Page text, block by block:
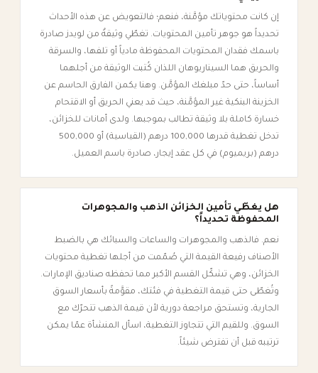
إن كانت محتوياتك مؤمَّنة، فنعم؛ فالتعويض عن هذه الأحداث
تحديداً هو جوهر تأمين المحتويات. تغطّي وثيقةٌ من لويدز صادرة
باسمك فقدان المحتويات المحفوظة مادياً أو تلفها، والسرقة
والحريق هما السيناريوهان اللذان كُتبت الوثيقة من أجلهما
أساساً، حتى حدّ مبلغك المؤمَّن. وهنا يكمن الفارق الحاسم عن
الخزينة البنكية غير المؤمَّنة، حيث قد يعني الحريق أو الاقتحام
خسارة كاملة بلا وثيقة تطالب بموجبها. ولدى أمانات للخزائن،
تدخل تغطية قدرها 100,000 درهم (القياسية) أو 500,000
درهم (بريميوم) في كل عقد إيجار، صادرة باسم العميل.
هل يغطّي تأمين الخزائن الذهب والمجوهرات
المحفوظة تحديداً؟
نعم. فالذهب والمجوهرات والساعات والسبائك هي بالضبط
الأصناف رفيعة القيمة التي صُمّمت من أجلها تغطية محتويات
الخزائن، وهي تشكّل القسم الأكبر مما تحفظه صناديق الإمارات.
وتُغطّى حتى قيمة التغطية في فئتك، مقوَّمةً بأسعار السوق
الجارية، وتستحق مراجعة دورية لأن قيمة الذهب تتحرّك مع
السوق. وللقيم التي تتجاوز التغطية، اسأل المنشأة عمّا يمكن
ترتيبه قبل أن تفترض شيئاً.